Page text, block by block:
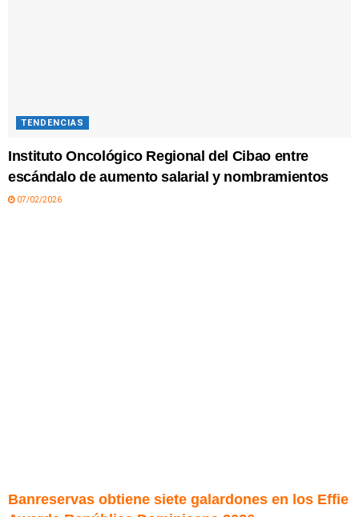
TENDENCIAS
Instituto Oncológico Regional del Cibao entre
escándalo de aumento salarial y nombramientos
07/02/2026
Banreservas obtiene siete galardones en los Effie